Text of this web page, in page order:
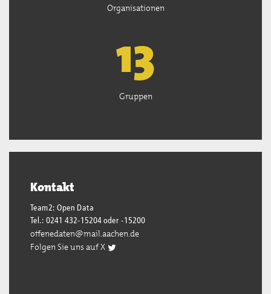
Organisationen
13
Gruppen
Kontakt
Team2: Open Data
Tel.: 0241 432-15204 oder -15200
offenedaten@mail.aachen.de
Folgen Sie uns auf X